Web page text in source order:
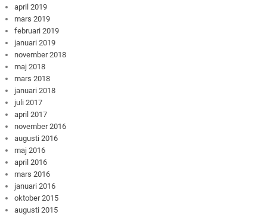
april 2019
mars 2019
februari 2019
januari 2019
november 2018
maj 2018
mars 2018
januari 2018
juli 2017
april 2017
november 2016
augusti 2016
maj 2016
april 2016
mars 2016
januari 2016
oktober 2015
augusti 2015